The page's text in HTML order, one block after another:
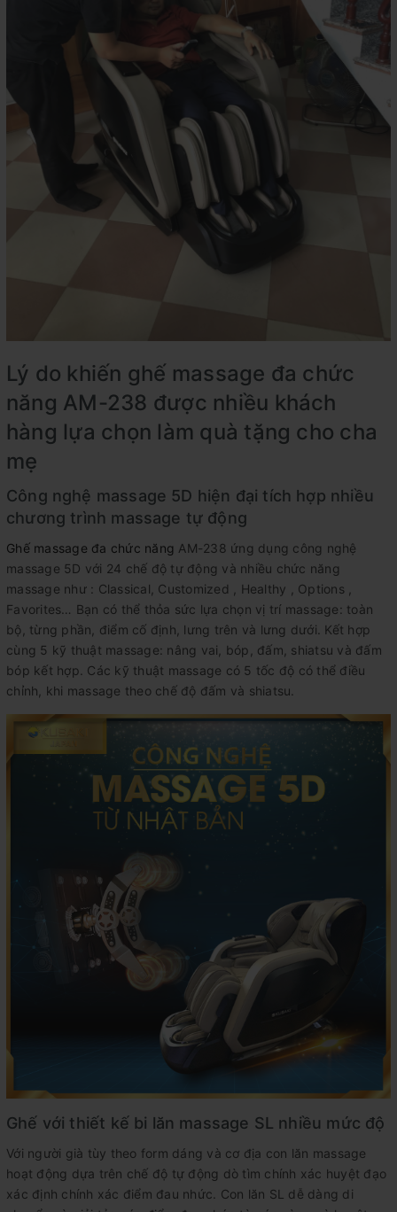
Lý do khiến ghế massage đa chức
năng AM-238 được nhiều khách
hàng lựa chọn làm quà tặng cho cha
mẹ
Công nghệ massage 5D hiện đại tích hợp nhiều
chương trình massage tự động
Ghế massage đa chức năng AM-238 ứng dụng công nghệ
massage 5D với 24 chế độ tự động và nhiều chức năng
massage như : Classical, Customized , Healthy , Options ,
Favorites… Bạn có thể thỏa sức lựa chọn vị trí massage: toàn
bộ, từng phần, điểm cố định, lưng trên và lưng dưới. Kết hợp
cùng 5 kỹ thuật massage: nâng vai, bóp, đấm, shiatsu và đấm
bóp kết hợp. Các kỹ thuật massage có 5 tốc độ có thể điều
chỉnh, khi massage theo chế độ đấm và shiatsu.
Ghế với thiết kế bi lăn massage SL nhiều mức độ
Với người già tùy theo form dáng và cơ địa con lăn massage
hoạt động dựa trên chế độ tự động dò tìm chính xác huyệt đạo
xác định chính xác điểm đau nhức. Con lăn SL dễ dàng di